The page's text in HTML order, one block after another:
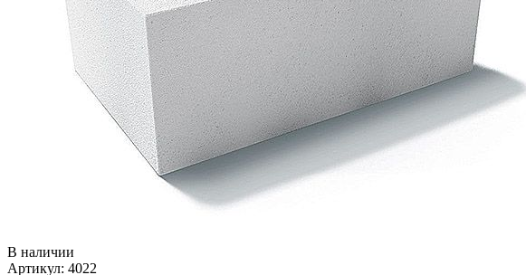
В наличии
Артикул: 4022